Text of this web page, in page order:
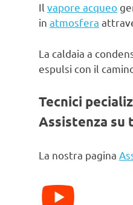
Il vapore acqueo
in atmosfera
La caldaia a
espulsi con il
Tecnici
Assistenza su
La nostra pagina